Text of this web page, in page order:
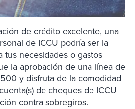
de crédito excelente, una
de ICCU podría ser la
tus necesidades o gastos
la aprobación de una línea de
y disfruta de la comodidad
de cheques de ICCU
contra sobregiros.